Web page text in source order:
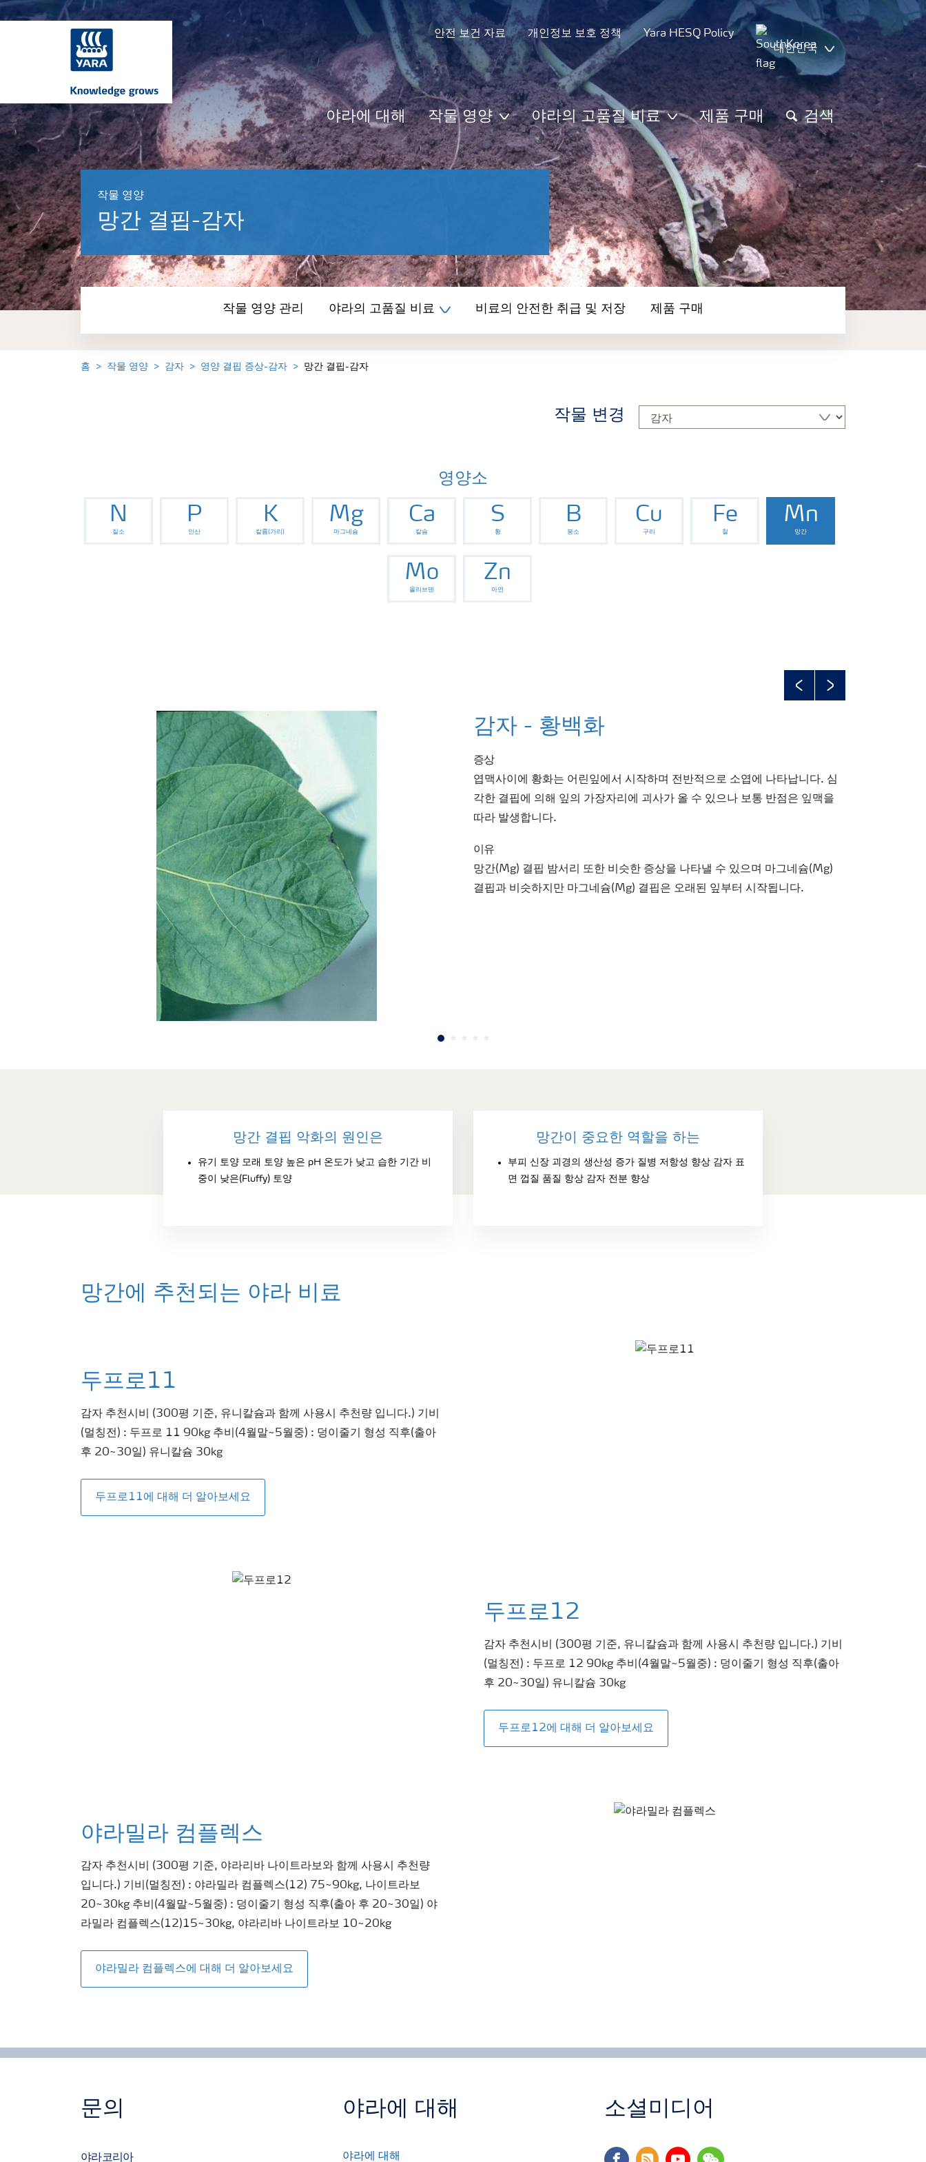
안전 보건 자료 개인정보 보호 정책
Yara HESQ Policy
대한민국
야라에 대해 작물 영양 야라의 고품질 비료 제품 구매 검색
작물 영양
망간 결핍-감자
작물 영양 관리 야라의 고품질 비료 비료의 안전한 취급 및 저장 제품 구매
홈 작물 영양 감자 영양 결핍 증상-감자 망간 결핍-감자
작물 변경
영양소
N
질소
P
인산
K
칼륨(가리)
Mg
마그네슘
Ca
칼슘
S
황
B
붕소
Cu
구리
Fe
철
Mn
망간
Mo
몰리브덴
Zn
아연
PreviousNext
감자 - 황백화
증상
엽맥사이에 황화는 어린잎에서 시작하며 전반적으로 소엽에 나타납니다. 심
각한 결핍에 의해 잎의 가장자리에 괴사가 올 수 있으나 보통 반점은 잎맥을
따라 발생합니다.
이유
망간(Mg) 결핍 밤서리 또한 비슷한 증상을 나타낼 수 있으며 마그네슘(Mg)
결핍과 비슷하지만 마그네슘(Mg) 결핍은 오래된 잎부터 시작됩니다.
망간 결핍 악화의 원인은
유기 토양 모래 토양 높은 pH 온도가 낮고 습한 기간 비
중이 낮은(Fluffy) 토양
망간이 중요한 역할을 하는
부피 신장 괴경의 생산성 증가 질병 저항성 향상 감자 표
면 껍질 품질 항상 감자 전분 향상
망간에 추천되는 야라 비료
두프로11
감자 추천시비 (300평 기준, 유니칼슘과 함께 사용시 추천량 입니다.) 기비
(멀칭전) : 두프로 11 90kg 추비(4월말~5월중) : 덩이줄기 형성 직후(출아
후 20~30일) 유니칼슘 30kg
두프로11에 대해 더 알아보세요
두프로12
감자 추천시비 (300평 기준, 유니칼슘과 함께 사용시 추천량 입니다.) 기비
(멀칭전) : 두프로 12 90kg 추비(4월말~5월중) : 덩이줄기 형성 직후(출아
후 20~30일) 유니칼슘 30kg
두프로12에 대해 더 알아보세요
야라밀라 컴플렉스
감자 추천시비 (300평 기준, 야라리바 나이트라보와 함께 사용시 추천량
입니다.) 기비(멀칭전) : 야라밀라 컴플렉스(12) 75~90kg, 나이트라보
20~30kg 추비(4월말~5월중) : 덩이줄기 형성 직후(출아 후 20~30일) 야
라밀라 컴플렉스(12)15~30kg, 야라리바 나이트라보 10~20kg
야라밀라 컴플렉스에 대해 더 알아보세요
문의
야라코리아
야라에 대해
야라에 대해
소셜미디어
facebook
rss youtubewechat